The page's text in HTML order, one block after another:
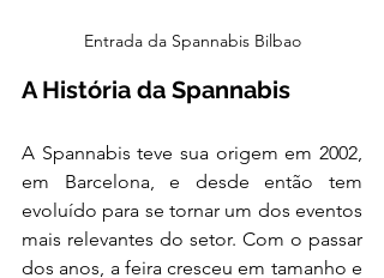
Entrada da Spannabis Bilbao
A História da Spannabis
A Spannabis teve sua origem em 2002,
em Barcelona, e desde então tem
evoluído para se tornar um dos eventos
mais relevantes do setor. Com o passar
dos anos, a feira cresceu em tamanho e